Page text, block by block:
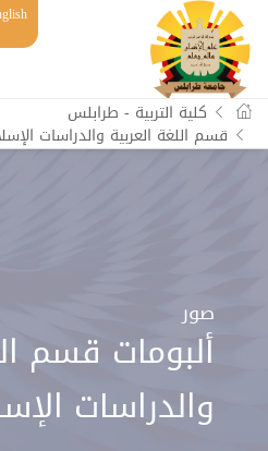
كلية التربية - طرابلس
قسم اللغة العربية والدراسات
صور
ألبومات قسم
والدراسات